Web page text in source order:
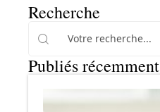
Recherche
Publiés récemment